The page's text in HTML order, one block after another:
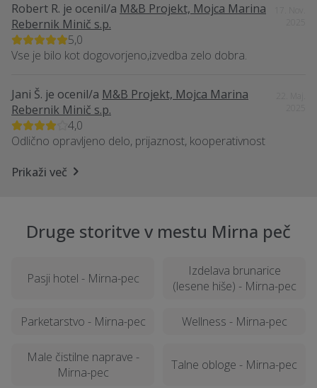
Robert R. je ocenil/a M&B Projekt, Mojca Marina
Rebernik Minič s.p.
5,0
Vse je bilo kot dogovorjeno,izvedba zelo dobra.
Jani Š. je ocenil/a M&B Projekt, Mojca Marina
Rebernik Minič s.p.
4,0
Odlično opravljeno delo, prijaznost, kooperativnost
Prikaži več
Druge storitve v mestu Mirna peč
Pasji hotel - Mirna-pec
Izdelava brunarice
(lesene hiše) - Mirna-pec
Parketarstvo - Mirna-pec Wellness - Mirna-pec
Male čistilne naprave -
Mirna-pec
Talne obloge - Mirna-pec